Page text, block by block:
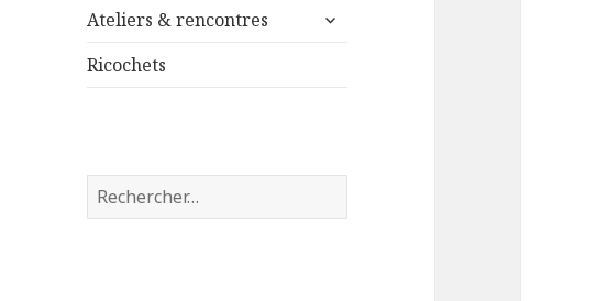
Ateliers & rencontres
ouvrir
Ricochets
Rechercher :